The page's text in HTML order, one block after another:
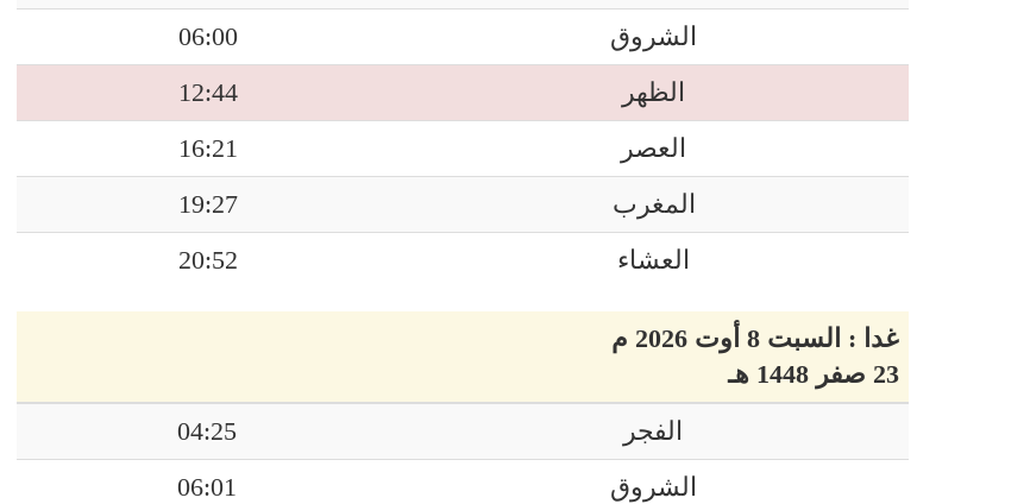
الشروق
06:00
الظهر
12:44
العصر
16:21
المغرب
19:27
العشاء
20:52
غدا : السبت 8 أوت 2026 م
23 صفر 1448 هـ
الفجر
04:25
الشروق
06:01